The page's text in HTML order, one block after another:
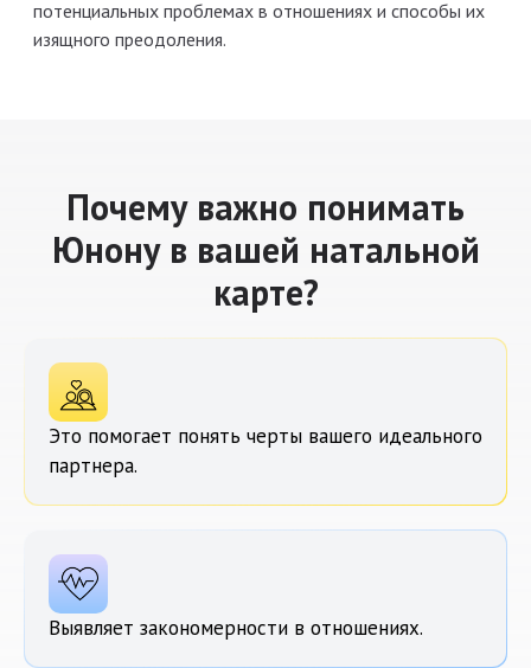
потенциальных проблемах в отношениях и способы их
изящного преодоления.
Почему важно понимать
Юнону в вашей натальной
карте?
Это помогает понять черты вашего идеального
партнера.
Выявляет закономерности в отношениях.